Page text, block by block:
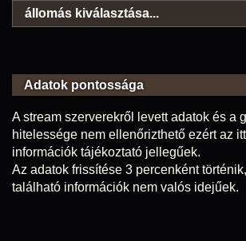
állomás kiválasztása...
Adatok pontossága
A stream szerverekről levett adatok és a
hitelessége nem ellenőrizthető ezért az
információk tájékoztató jellegűek.
Az adatok frissítése 3 percenként
található információk nem valós idejűek.